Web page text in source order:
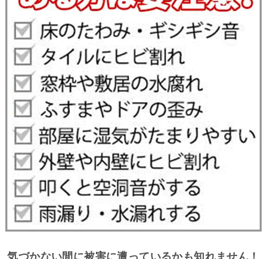
気づかない間に被害に遭っているかも知れません！